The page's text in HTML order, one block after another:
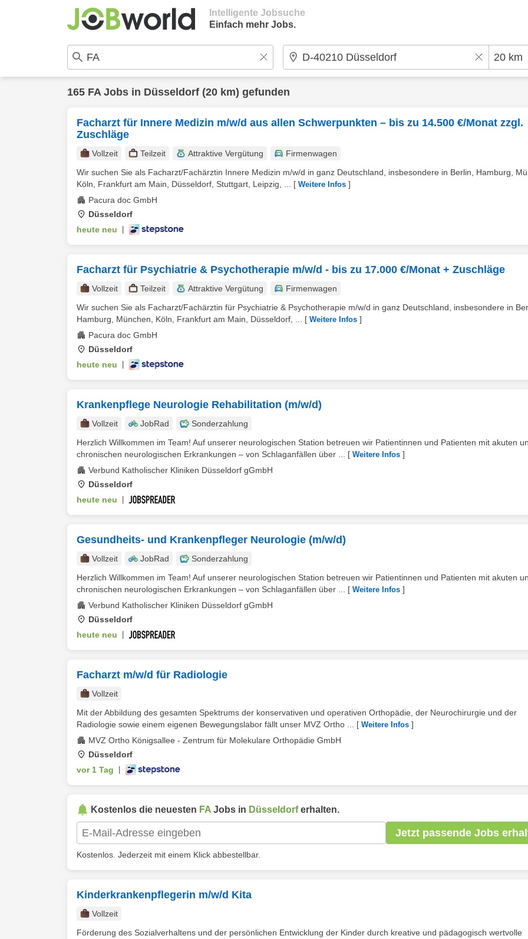
Intelligente Jobsuche
Einfach mehr Jobs.
165 FAJobs in Düsseldorf (20 km) gefunden
Facharzt für Innere Medizin m/w/d aus allen Schwerpunkten – bis zu 14.500 €/Monat zzgl.
Zuschläge
Vollzeit Teilzeit Attraktive Vergütung
Firmenwagen
Wir suchen Sie als Facharzt/Fachärztin Innere Medizin m/w/d in ganz Deutschland, insbesondere in Berlin, Hamburg,
Köln, Frankfurt am Main, Düsseldorf, Stuttgart, Leipzig, ...
[ Weitere Infos ]
Pacura doc GmbH
Düsseldorf
heute neu
Facharzt für Psychiatrie & Psychotherapie m/w/d - bis zu 17.000 €/Monat + Zuschläge
Vollzeit Teilzeit Attraktive Vergütung
Firmenwagen
Wir suchen Sie als Facharzt/Fachärztin für Psychiatrie & Psychotherapie m/w/d in ganz Deutschland, insbesondere in
Hamburg, München, Köln, Frankfurt am Main, Düsseldorf, ...
[ Weitere Infos ]
Pacura doc GmbH
Düsseldorf
heute neu
Krankenpflege Neurologie Rehabilitation (m/w/d)
Vollzeit JobRad
Sonderzahlung
Herzlich Willkommen im Team! Auf unserer neurologischen Station betreuen wir Patientinnen und Patienten mit akuten
chronischen neurologischen Erkrankungen – von Schlaganfällen über ...
[ Weitere Infos ]
Verbund Katholischer Kliniken Düsseldorf gGmbH
Düsseldorf
heute neu
Gesundheits- und Krankenpfleger Neurologie (m/w/d)
Vollzeit JobRad
Sonderzahlung
Herzlich Willkommen im Team! Auf unserer neurologischen Station betreuen wir Patientinnen und Patienten mit akuten
chronischen neurologischen Erkrankungen – von Schlaganfällen über ...
[ Weitere Infos ]
Verbund Katholischer Kliniken Düsseldorf gGmbH
Düsseldorf
heute neu
Facharzt m/w/d für Radiologie
Vollzeit
Mit der Abbildung des gesamten Spektrums der konservativen und operativen Orthopädie, der Neurochirurgie und der
Radiologie sowie einem eigenen Bewegungslabor fällt unser MVZ Ortho ...
[ Weitere Infos ]
MVZ Ortho Königsallee - Zentrum für Molekulare Orthopädie GmbH
Düsseldorf
vor 1 Tag
Kostenlos die neuesten FA Jobs in Düsseldorferhalten.
Jetzt passende Jobs
Kostenlos. Jederzeit mit einem Klick abbestellbar.
Kinderkrankenpflegerin m/w/d Kita
Vollzeit
Förderung des Sozialverhaltens und der persönlichen Entwicklung der Kinder durch kreative und pädagogisch wertvolle